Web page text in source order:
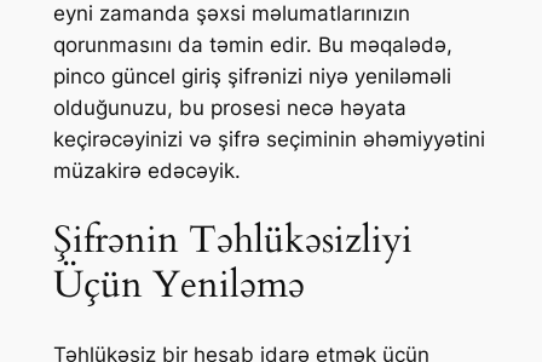
eyni zamanda şəxsi məlumatlarınızın
qorunmasını da təmin edir. Bu məqalədə,
pinco güncel giriş şifrənizi niyə yeniləməli
olduğunuzu, bu prosesi necə həyata
keçirəcəyinizi və şifrə seçiminin əhəmiyyətini
müzakirə edəcəyik.
Şifrənin Təhlükəsizliyi
Üçün Yeniləmə
Təhlükəsiz bir hesab idarə etmək üçün